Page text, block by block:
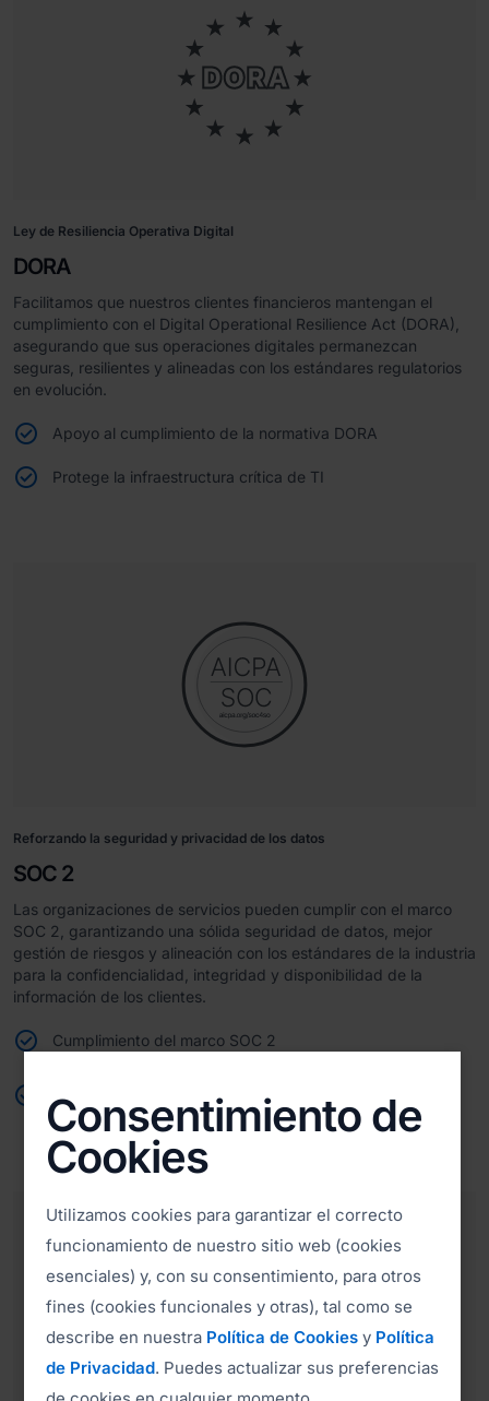
Ley de Resiliencia Operativa Digital
DORA
Facilitamos que nuestros clientes financieros mantengan el
cumplimiento con el Digital Operational Resilience Act (DORA),
asegurando que sus operaciones digitales permanezcan
seguras, resilientes y alineadas con los estándares regulatorios
en evolución.
Apoyo al cumplimiento de la normativa DORA
Protege la infraestructura crítica de TI
Reforzando la seguridad y privacidad de los datos
SOC 2
Las organizaciones de servicios pueden cumplir con el marco
SOC 2, garantizando una sólida seguridad de datos, mejor
gestión de riesgos y alineación con los estándares de la industria
para la confidencialidad, integridad y disponibilidad de la
información de los clientes.
Cumplimiento del marco SOC 2
importantes
Consentimiento de
Cookies
Utilizamos cookies para garantizar el correcto
funcionamiento de nuestro sitio web (cookies
esenciales) y, con su consentimiento, para otros
fines (cookies funcionales y otras), tal como se
describe en nuestra Política de Cookies y Política
de Privacidad. Puedes actualizar sus preferencias